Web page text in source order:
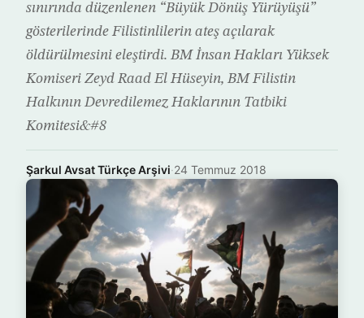
sınırında düzenlenen “Büyük Dönüş Yürüyüşü”
gösterilerinde Filistinlilerin ateş açılarak
öldürülmesini eleştirdi. BM İnsan Hakları Yüksek
Komiseri Zeyd Raad El Hüseyin, BM Filistin
Halkının Devredilemez Haklarının Tatbiki
Komitesi&#8
Şarkul Avsat Türkçe Arşivi·24 Temmuz 2018